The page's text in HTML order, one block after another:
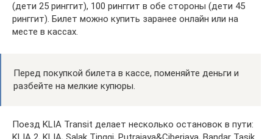
(дети 25 ринггит), 100 ринггит в обе стороны (дети 45
ринггит). Билет можно купить заранее онлайн или на
месте в кассах.
Перед покупкой билета в кассе, поменяйте деньги и
разбейте на мелкие купюры.
Поезд KLIA Transit делает несколько остановок в пути: